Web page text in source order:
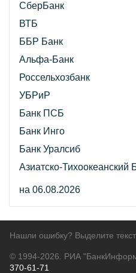
СберБанк
ВТБ
ББР Банк
Альфа-Банк
Россельхозбанк
УБРиР
Банк ПСБ
Банк Инго
Банк Уралсиб
Азиатско-Тихоокеанский
на 06.08.2026
Нашли ошибку? Выделите
© 1994-2026. РИА
370-61-71